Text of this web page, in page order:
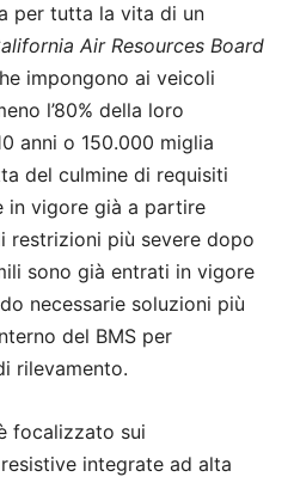
per tutta la vita di un
Air Resources Board
impongono ai veicoli
l’80% della loro
anni o 150.000 miglia
del culmine di requisiti
in vigore già a partire
restrizioni più severe dopo
sono già entrati in vigore
necessarie soluzioni più
del BMS per
rilevamento.
focalizzato sui
integrate ad alta